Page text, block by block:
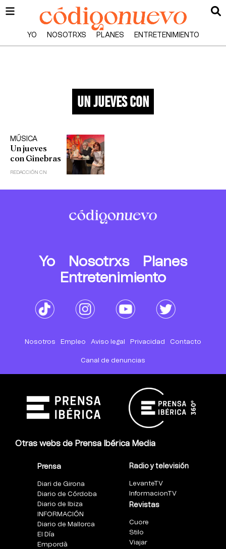
YO NOSOTRXS PLANES ENTRETENIMIENTO
un jueves con
MÚSICA
Un jueves
con Ginebras
REDACCIÓN CN
Yo Nosotrxs
Planes
Entretenimiento
Nosotros Empleo Aviso legal Privacidad Contacto
Canal de denuncias
Otras webs de Prensa Ibérica Media
Prensa
Diari de Girona
Diario de Córdoba
Diario de Ibiza
INFORMACIÓN
Diario de Mallorca
El Día
Empordà
Radio y televisión
LevanteTV
InformacionTV
Revistas
Cuore
Stilo
Viajar